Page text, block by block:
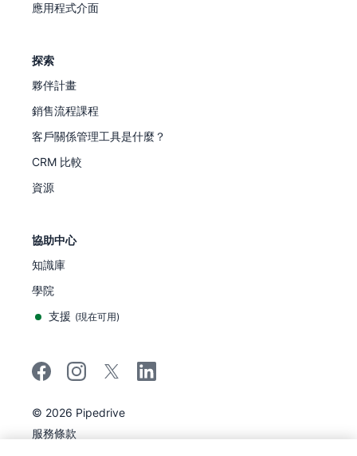
應用程式介面
探索
夥伴計畫
銷售流程課程
客戶關係管理工具是什麼？
CRM 比較
資源
協助中心
知識庫
學院
支援 (現在可用)
© 2026 Pipedrive
Pipedrive
服務條款